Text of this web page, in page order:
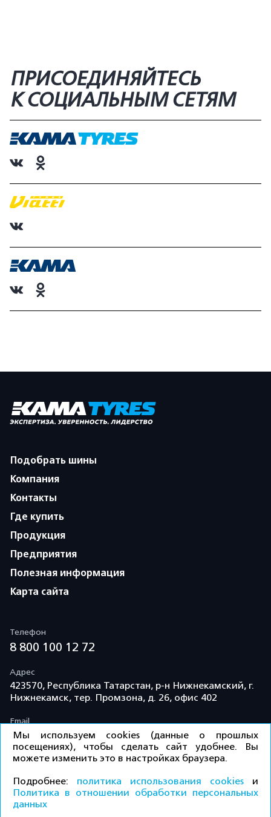
ПРИСОЕДИНЯЙТЕСЬ
К СОЦИАЛЬНЫМ СЕТЯМ
Подобрать шины
Компания
Контакты
Где купить
Продукция
Предприятия
Полезная информация
Карта сайта
Телефон
8 800 100 12 72
Адрес
423570, Республика Татарстан, р-н Нижнекамский, г.
Нижнекамск, тер. Промзона, д. 26, офис 402
Email
info@td-kama.com
©ООО «Торговый дом «Кама» 2026 / Все права
защищены.
Политика конфиденциальности
Мы используем cookies (данные о прошлых
посещениях), чтобы сделать сайт удобнее. Вы
можете изменить это в настройках браузера.
Подробнее: политика использования cookies и
Политика в отношении обработки персональных
данных